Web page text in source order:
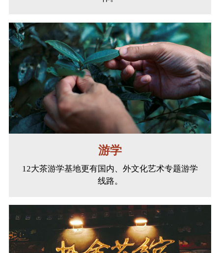
游学
12大茶游学基地更有国内、外文化艺术专题游学
线路。